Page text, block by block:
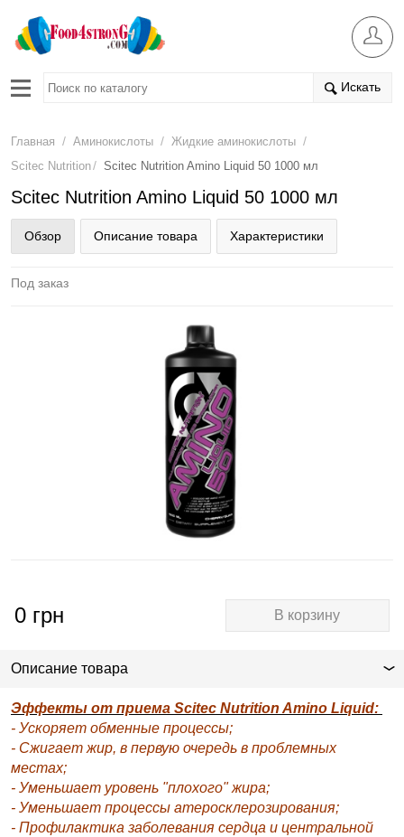
Искать
Главная / Аминокислоты / Жидкие аминокислоты /
Scitec Nutrition/ Scitec Nutrition Amino Liquid 50 1000 мл
Scitec Nutrition Amino Liquid 50 1000 мл
Обзор Описание товара Характеристики
Под заказ
0 грн В корзину
Описание товара
Эффекты от приема Scitec Nutrition Amino Liquid:
- Ускоряет обменные процессы;
- Сжигает жир, в первую очередь в проблемных
местах;
- Уменьшает уровень "плохого" жира;
- Уменьшает процессы атеросклерозирования;
- Профилактика заболевания сердца и центральной